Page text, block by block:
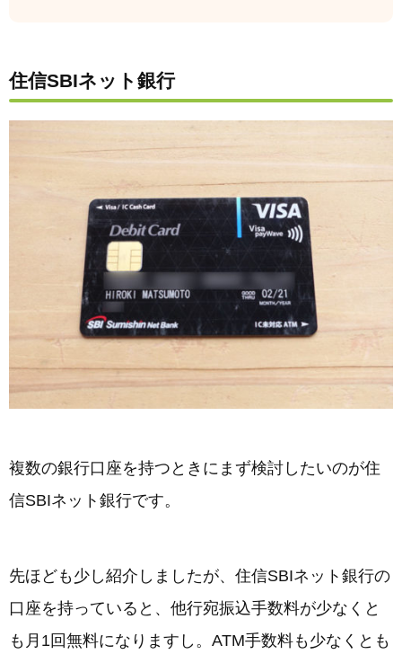
住信SBIネット銀行
複数の銀行口座を持つときにまず検討したいのが住
信SBIネット銀行です。
先ほども少し紹介しましたが、住信SBIネット銀行の
口座を持っていると、他行宛振込手数料が少なくと
も月1回無料になりますし。ATM手数料も少なくとも